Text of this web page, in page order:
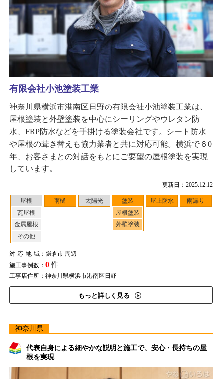
更新日：2025.12.12
屋根
瓦屋根
金属屋根
その他
雨樋 太陽光
塗装
屋根塗装
外壁塗装
屋上防水 雨漏り
対応地域：鎌倉市 周辺
施工事例数： 0件
工事店住所：神奈川県横浜市港南区日野
もっと詳しく見る
有限会社小池塗装工業
神奈川県横浜市港南区日野の有限会社小池塗装工業は、
屋根塗装と外壁塗装を中心にシーリングやウレタン防
水、FRP防水などを手掛ける塗装会社です。シート防水
や屋根の葺き替えも協力業者と共に対応可能。横浜で６0
年、お客さまとの対話をもとにご要望の屋根塗装を実現
しています。
神奈川県
代表自身による細やかな説明と施工で、安心・長持ちの屋
根を実現